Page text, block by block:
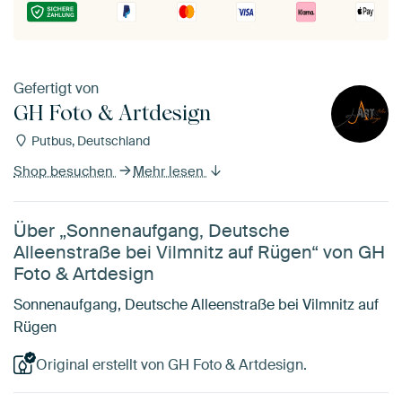
Gefertigt von
GH Foto & Artdesign
Putbus, Deutschland
Shop besuchen Mehr lesen
Über „Sonnenaufgang, Deutsche
Alleenstraße bei Vilmnitz auf Rügen“ von GH
Foto & Artdesign
Sonnenaufgang, Deutsche Alleenstraße bei Vilmnitz auf
Rügen
Original erstellt von GH Foto & Artdesign.